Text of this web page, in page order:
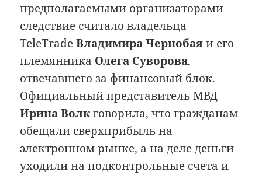
предполагаемыми организаторами
следствие считало владельца
TeleTradeВладимира Чернобаяи его
племянника Олега Суворова,
отвечавшего за финансовый блок.
Официальный представитель МВД
Ирина Волкговорила, что гражданам
обещали сверхприбыль на
электронном рынке, а на деле деньги
уходили на подконтрольные счета и